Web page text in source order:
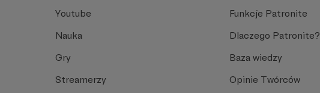
Youtube
Nauka
Gry
Streamerzy
Funkcje Patronite
Dlaczego Patronite?
Baza wiedzy
Opinie Twórców